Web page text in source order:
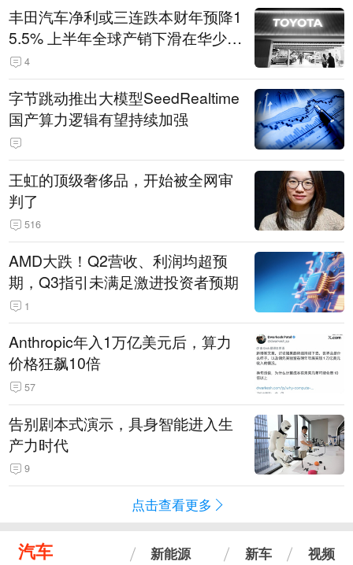
丰田汽车净利或三连跌本财年预降1
5.5% 上半年全球产销下滑在华少卖
14.3万辆
4
字节跳动推出大模型SeedRealtime
国产算力逻辑有望持续加强
王虹的顶级奢侈品，开始被全网审
判了
516
AMD大跌！Q2营收、利润均超预
期，Q3指引未满足激进投资者预期
1
Anthropic年入1万亿美元后，算力
价格狂飙10倍
57
告别剧本式演示，具身智能进入生
产力时代
9
点击查看更多
汽车 新能源 新车 视频